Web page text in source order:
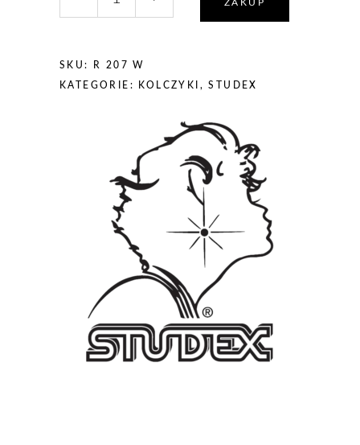
Kolczyki
Rubin
ZAKUP
SKU: R 207 W
KATEGORIE: KOLCZYKI ,STUDEX